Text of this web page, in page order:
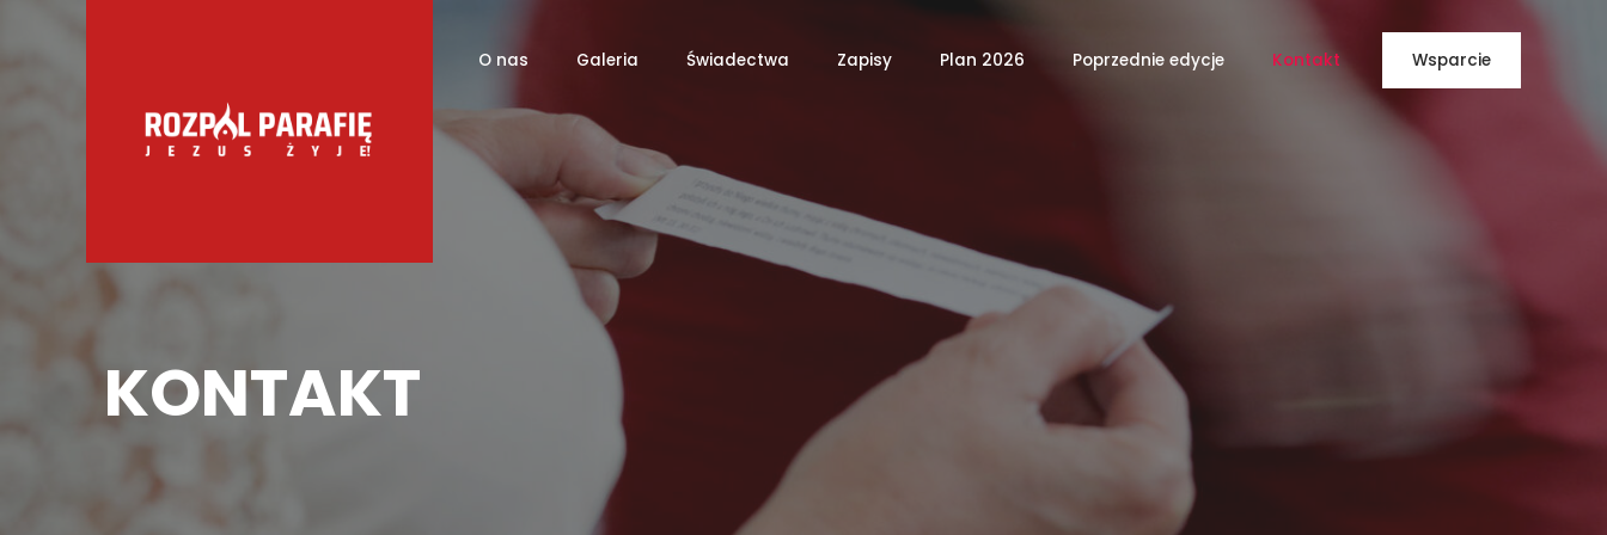
O nas Galeria Świadectwa Zapisy Plan 2026 Poprzednie edycje Kontakt Wsparcie
KONTAKT